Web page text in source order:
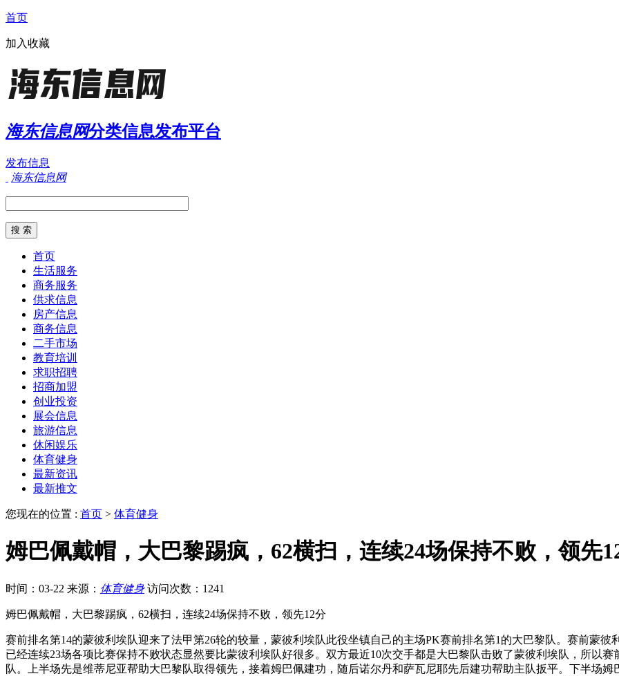
首页
加入收藏
海东信息网分类信息发布平台
发布信息
海东信息网
首页
生活服务
商务服务
供求信息
房产信息
商务信息
二手市场
教育培训
求职招聘
招商加盟
创业投资
展会信息
旅游信息
休闲娱乐
体育健身
最新资讯
最新推文
您现在的位置 : 首页 > 体育健身
姆巴佩戴帽，大巴黎踢疯，62横扫，连续24场保持不败，领先
时间：03-22 来源： 体育健身 访问次数：1241
姆巴佩戴帽，大巴黎踢疯，62横扫，连续24场保持不败，领先12分
赛前排名第14的蒙彼利埃队迎来了法甲第26轮的较量，蒙彼利埃队此役坐镇自己的主场PK赛前排名第1的大巴黎队。赛前蒙
已经连续23场各项比赛保持不败状态显然要比蒙彼利埃队好很多。双方最近10次交手都是大巴黎队击败了蒙彼利埃队，所以
队。上半场先是维蒂尼亚帮助大巴黎队取得领先，接着姆巴佩建功，随后诺尔丹和萨瓦尼耶先后建功帮助主队扳平。下半场